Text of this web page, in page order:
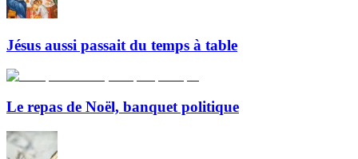
Jésus aussi passait du temps à table
Le repas de Noël, banquet politique